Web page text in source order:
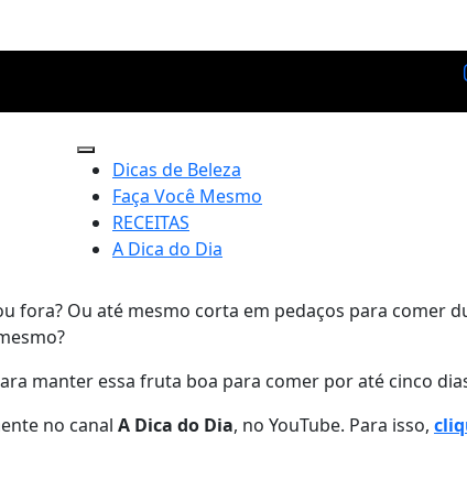
Dicas de Beleza
Faça Você Mesmo
RECEITAS
A Dica do Dia
fora? Ou até mesmo corta em pedaços para comer
manter essa fruta boa para comer por até cinco
no canal A Dica do Dia, no YouTube. Para isso,